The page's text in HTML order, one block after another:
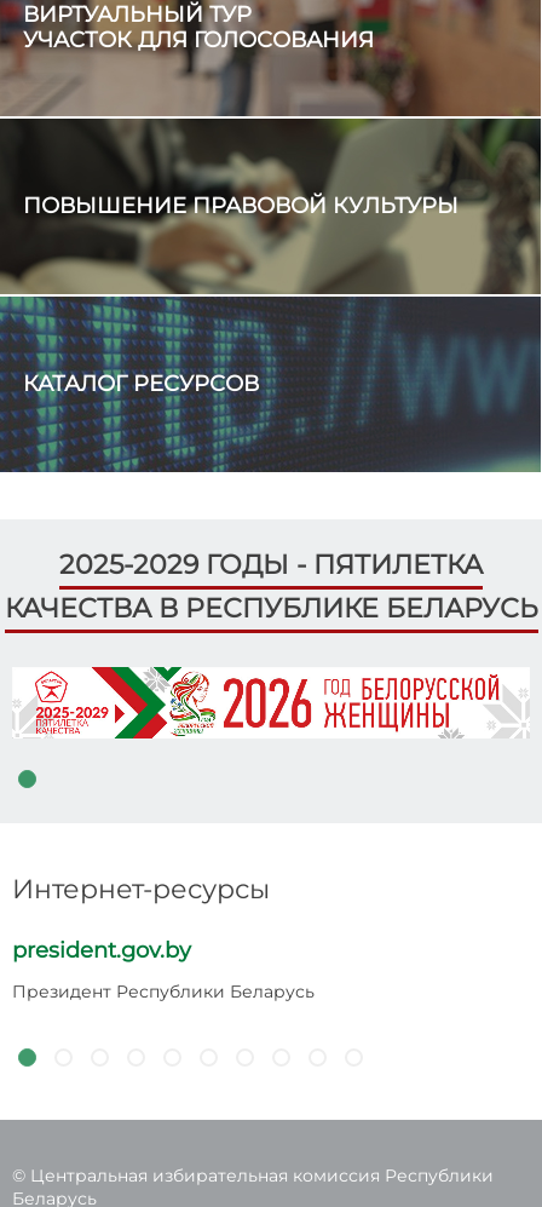
ВИРТУАЛЬНЫЙ ТУР
УЧАСТОК ДЛЯ ГОЛОСОВАНИЯ
ПОВЫШЕНИЕ ПРАВОВОЙ КУЛЬТУРЫ
КАТАЛОГ РЕСУРСОВ
2025-2029 ГОДЫ - ПЯТИЛЕТКА
КАЧЕСТВА В РЕСПУБЛИКЕ БЕЛАРУСЬ
Интернет-ресурсы
president.gov.by
Президент Республики Беларусь
© Центральная избирательная комиссия Республики
Беларусь